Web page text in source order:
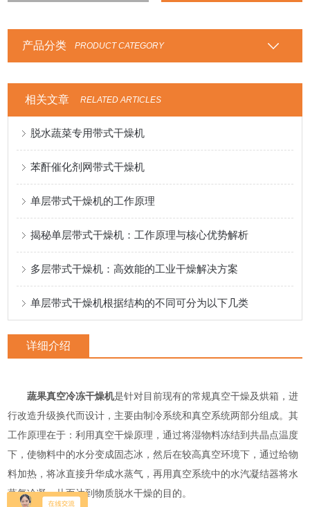
产品分类 PRODUCT CATEGORY
相关文章 RELATED ARTICLES
脱水蔬菜专用带式干燥机
苯酐催化剂网带式干燥机
单层带式干燥机的工作原理
揭秘单层带式干燥机：工作原理与核心优势解析
多层带式干燥机：高效能的工业干燥解决方案
单层带式干燥机根据结构的不同可分为以下几类
详细介绍
蔬果真空冷冻干燥机是针对目前现有的常规真空干燥及烘箱，进
行改造升级换代而设计，主要由制冷系统和真空系统两部分组成。其
工作原理在于：利用真空干燥原理，通过将湿物料冻结到共晶点温度
下，使物料中的水分变成固态冰，然后在较高真空环境下，通过给物
料加热，将冰直接升华成水蒸气，再用真空系统中的水汽凝结器将水
蒸气冷凝，从而达到物质脱水干燥的目的。